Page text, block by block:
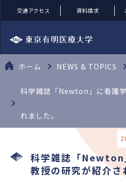
交通アクセス 資料請求
ホーム NEWS & TOPICS
科学雑誌「Newton」に看護
れました。
科学雑誌「Newton
教授の研究が紹介さ